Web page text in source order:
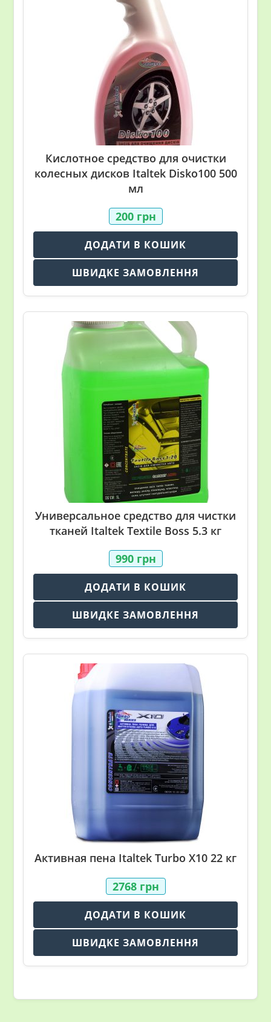
Кислотное средство для очистки
колесных дисков Italtek Disko100 500
мл
200 грн
ДОДАТИ В КОШИК
ШВИДКЕ ЗАМОВЛЕННЯ
Универсальное средство для чистки
тканей Italtek Textile Boss 5.3 кг
990 грн
ДОДАТИ В КОШИК
ШВИДКЕ ЗАМОВЛЕННЯ
Активная пена Italtek Turbo X10 22 кг
2768 грн
ДОДАТИ В КОШИК
ШВИДКЕ ЗАМОВЛЕННЯ